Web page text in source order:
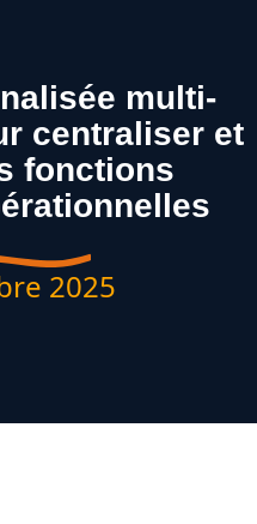
multi-
centraliser et
fonctions
2025